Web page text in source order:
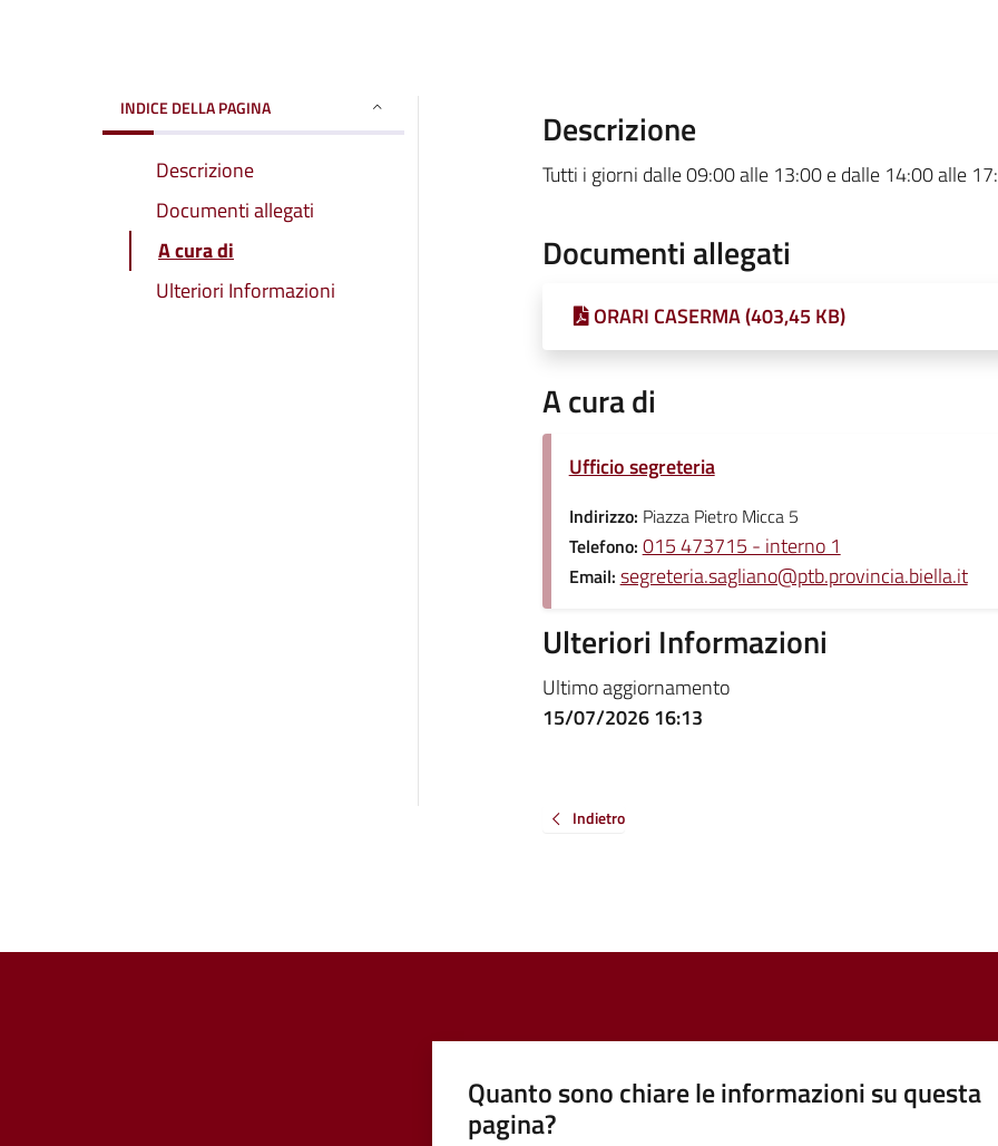
INDICE DELLA PAGINA
Descrizione
Documenti allegati
A cura di
Ulteriori Informazioni
Descrizione
Tutti i giorni dalle 09:00 alle 13:00 e dalle 14:00 alle
Documenti allegati
ORARI CASERMA (403,45 KB)
A cura di
Ufficio segreteria
Indirizzo: Piazza Pietro Micca 5
Telefono: 015 473715 - interno 1
Email: segreteria.sagliano@ptb.provincia.biella.it
Ulteriori Informazioni
Ultimo aggiornamento
15/07/2026 16:13
Indietro
Quanto sono chiare le informazioni su questa
pagina?